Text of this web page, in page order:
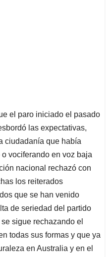
el paro iniciado el pasado
las expectativas,
ciudadanía que había
vociferando en voz baja
nacional rechazó con
los reiterados
que se han venido
de seriedad del partido
sigue rechazando el
todas sus formas y que ya
en Australia y en el